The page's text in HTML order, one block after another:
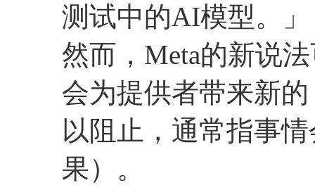
测试中的AI模型。」
然而，Meta的新说
会为提供者带来新
以阻止，通常指事
果）。